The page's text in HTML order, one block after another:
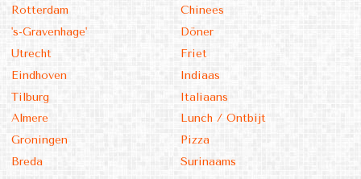
Rotterdam
's-Gravenhage'
Utrecht
Eindhoven
Tilburg
Almere
Groningen
Breda
Chinees
Döner
Friet
Indiaas
Italiaans
Lunch / Ontbijt
Pizza
Surinaams